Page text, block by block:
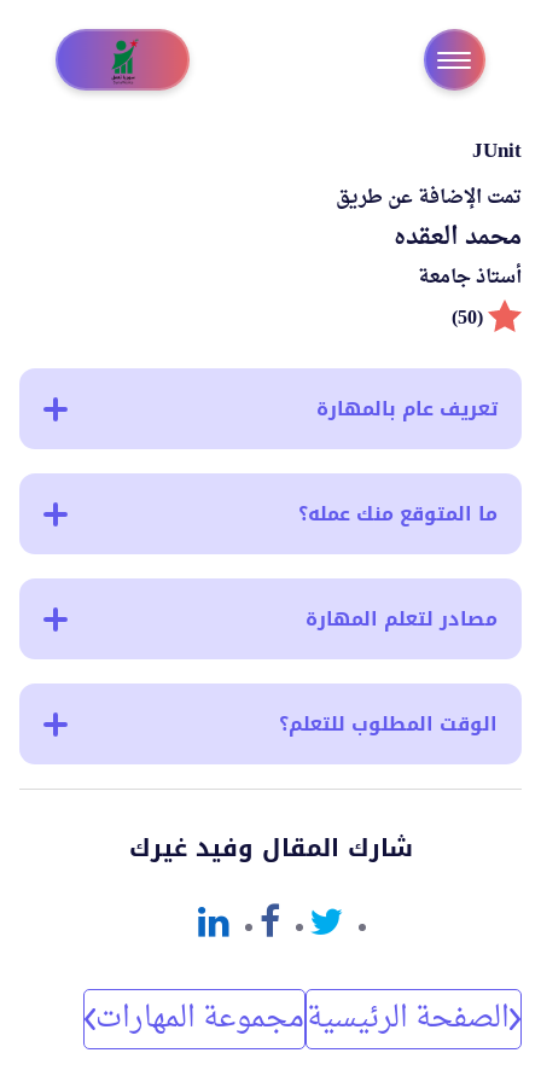
JUnit
تمت الإضافة عن طريق
محمد العقده
أستاذ جامعة
(50)
تعريف عام بالمهارة
ما المتوقع منك عمله؟
مصادر لتعلم المهارة
الوقت المطلوب للتعلم؟
شارك المقال وفيد غيرك
الصفحة الرئيسيةمجموعة المهارات